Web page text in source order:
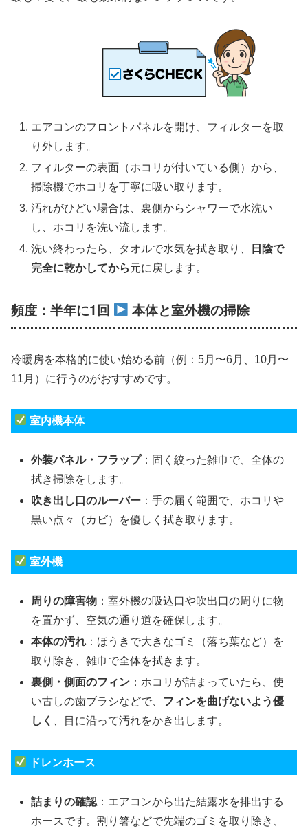
エアコンのフロントパネルを開け、フィルターを取
り外します。
フィルターの表面（ホコリが付いている側）から、
掃除機でホコリを丁寧に吸い取ります。
汚れがひどい場合は、裏側からシャワーで水洗い
し、ホコリを洗い流します。
洗い終わったら、タオルで水気を拭き取り、
日陰で
完全に乾かしてから元に戻します。
頻度：半年に1回 本体と室外機の掃除
冷暖房を本格的に使い始める前（例：5月〜6月、10月〜
11月）に行うのがおすすめです。
室内機本体
外装パネル・フラップ：固く絞った雑巾で、全体の
拭き掃除をします。
吹き出し口のルーバー ：手の届く範囲で、ホコリや
黒い点々（カビ）を優しく拭き取ります。
室外機
周りの障害物 ：室外機の吸込口や吹出口の周りに物
を置かず、空気の通り道を確保します。
本体の汚れ ：ほうきで大きなゴミ（落ち葉など）を
取り除き、雑巾で全体を拭きます。
裏側・側面のフィン ：ホコリが詰まっていたら、使
い古しの歯ブラシなどで、 フィンを曲げないよう優
しく
、目に沿って汚れをかき出します。
ドレンホース
詰まりの確認 ：エアコンから出た結露水を排出する
ホースです。割り箸などで先端のゴミを取り除き、